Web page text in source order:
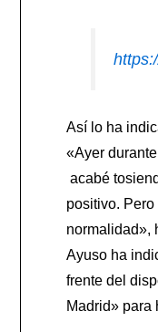
Así lo ha
«Ayer
acabé
positivo. Pero
normalidad»,
Ayuso ha
frente del
Madrid» para